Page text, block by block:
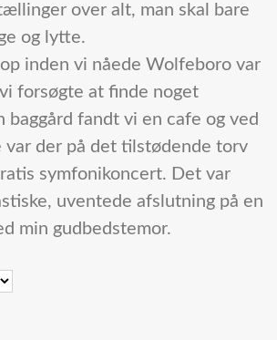
over alt, man skal bare
og lytte.
inden vi nåede Wolfeboro var
forsøgte at finde noget
baggård fandt vi en cafe og ved
der på det tilstødende torv
symfonikoncert. Det var
uventede afslutning på en
min gudbedstemor.